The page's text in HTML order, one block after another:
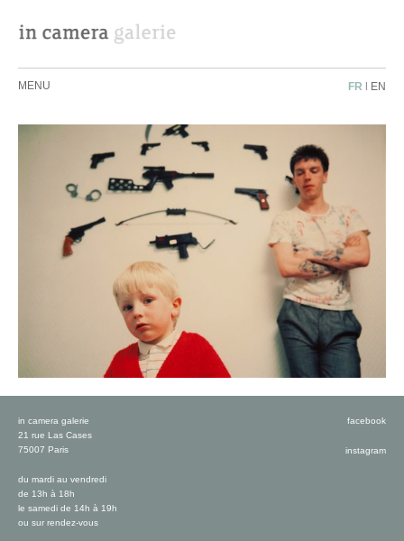
MENU FR | EN
in camera galerie
21 rue Las Cases
75007 Paris
du mardi au vendredi
de 13h à 18h
le samedi de 14h à 19h
ou sur rendez-vous
facebook
instagram